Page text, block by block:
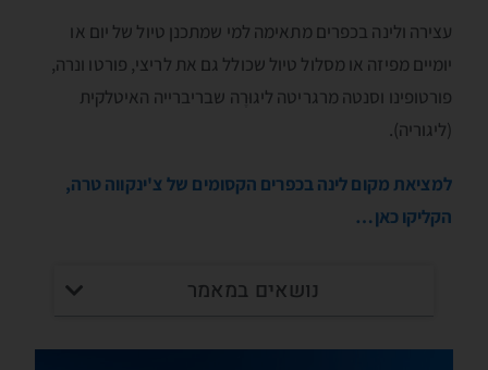
עצירה ולינה בכפרים מתאימה למי שמתכנן טיול של יום או
יומיים מפיזה או מסלול טיול שכולל גם את לריצי, פורטו ונרה,
פורטופינו וסנטה מרגריטה ליגוּרֶה שבריברייה האיטלקית
(ליגוריה).
למציאת מקום לינה בכפרים הקסומים של צ'ינקווה טרה,
הקליקו כאן…
נושאים במאמר